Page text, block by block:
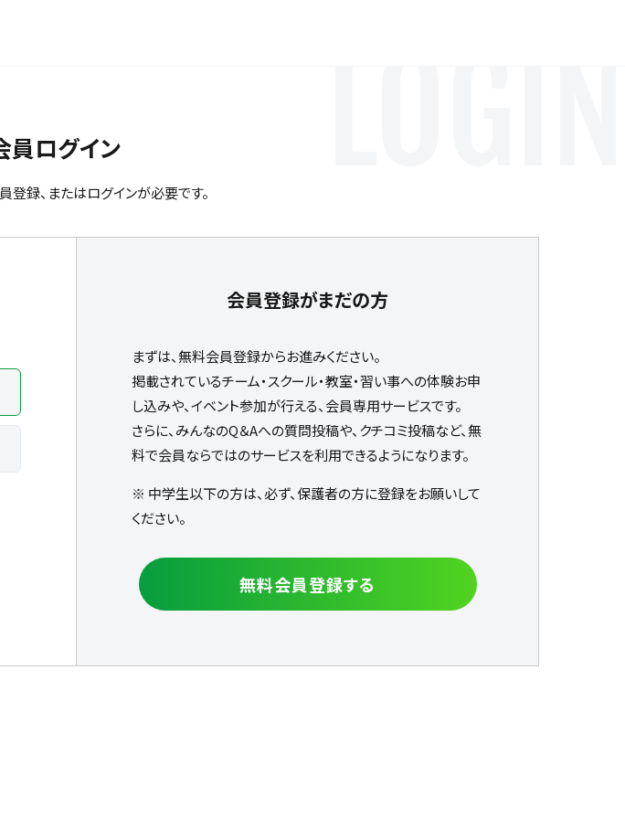
員ログイン
登録、またはログインが必要です。
会員登録がまだの方
まずは、無料会員登録からお進みください。
掲載されているチーム・スクール・教室・習い事への体験お申
し込みや、イベント参加が行える、会員専用サービスです。
さらに、みんなのQ＆Aへの質問投稿や、クチコミ投稿など、無
料で会員ならではのサービスを利用できるようになります。
※ 中学生以下の方は、必ず、保護者の方に登録をお願いして
ください。
無料会員登録する